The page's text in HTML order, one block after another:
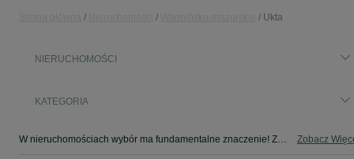
Ukta
NIERUCHOMOŚCI
KATEGORIA
W nieruchomościach wybór ma fundamentalne znaczenie! Znajdź wymarzony lokal w kategorii Nieruchomości na OLX - Ukta i okolice! Zobacz